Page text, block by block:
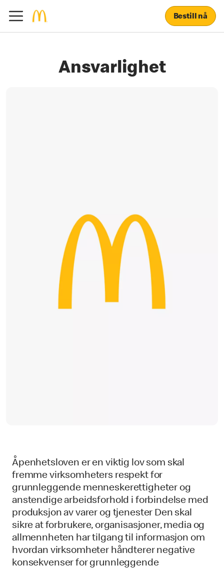
Bestill nå
Ansvarlighet
Åpenhetsloven er en viktig lov som skal
fremme virksomheters respekt for
grunnleggende menneskerettigheter og
anstendige arbeidsforhold i forbindelse med
produksjon av varer og tjenester Den skal
sikre at forbrukere, organisasjoner, media og
allmennheten har tilgang til informasjon om
hvordan virksomheter håndterer negative
konsekvenser for grunnleggende